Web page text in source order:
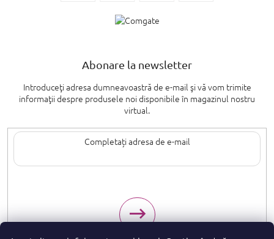
Abonare la newsletter
Introduceţi adresa dumneavoastră de e-mail şi vă vom trimite
informaţii despre produsele noi disponibile în magazinul nostru
virtual.